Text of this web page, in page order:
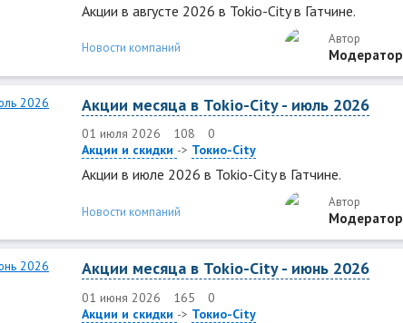
Акции в августе 2026 в Tokio-City в Гатчине.
Новости компаний
Автор
Модератор
Акции месяца в Tokio-City - июль 2026
01 июля 2026 108
0
Акции и скидки -> Токио-City
Акции в июле 2026 в Tokio-City в Гатчине.
Новости компаний
Автор
Модератор
Акции месяца в Tokio-City - июнь 2026
01 июня 2026 165
0
Акции и скидки -> Токио-City